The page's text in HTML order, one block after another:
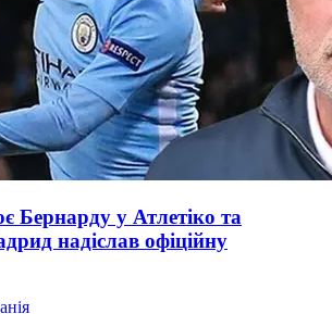
Бернарду у Атлетіко та
надіслав офіційну